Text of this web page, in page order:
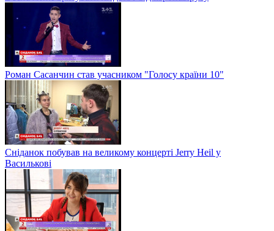
Роман Сасанчин став учасником "Голосу країни 10"
Сніданок побував на великому концерті Jerry Heil у
Василькові